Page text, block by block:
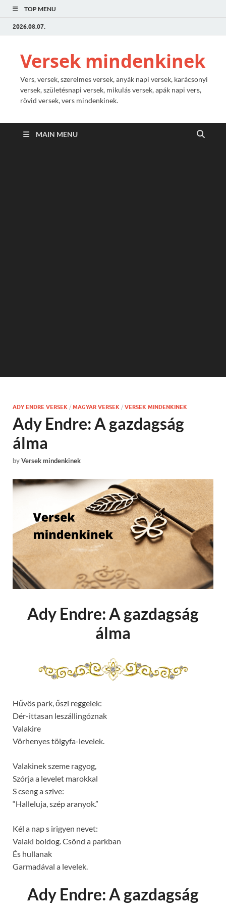
TOP MENU
2026.08.07.
Versek mindenkinek
Vers, versek, szerelmes versek, anyák napi versek, karácsonyi
versek, születésnapi versek, mikulás versek, apák napi vers,
rövid versek, vers mindenkinek.
MAIN MENU
ADY ENDRE VERSEK / MAGYAR VERSEK / VERSEK MINDENKINEK
Ady Endre: A gazdagság
álma
byVersek mindenkinek
Ady Endre: A gazdagság
álma
Hűvös park, őszi reggelek:
Dér-ittasan leszállingóznak
Valakire
Vörhenyes tölgyfa-levelek.
Valakinek szeme ragyog,
Szórja a levelet marokkal
S cseng a szive:
“Halleluja, szép aranyok.”
Kél a nap s irigyen nevet:
Valaki boldog. Csönd a parkban
És hullanak
Garmadával a levelek.
Ady Endre: A gazdagság